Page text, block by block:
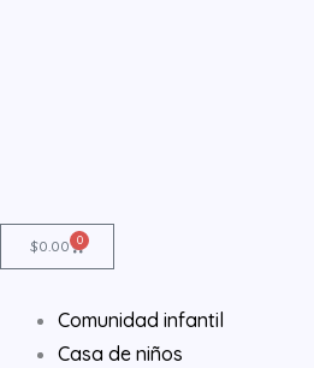
$0.00 0
Cart
Comunidad infantil
Casa de niños